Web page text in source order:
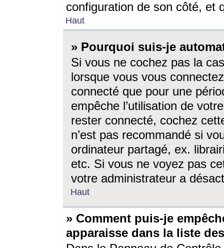
configuration de son côté, et
Haut
» Pourquoi suis-je
Si vous ne cochez pas la
lorsque vous vous
connecté que pour une
empêche l’utilisation de
rester connecté, cochez
n’est pas recommandé si
ordinateur partagé, ex.
etc. Si vous ne voyez pas
votre administrateur a
Haut
» Comment puis-je
apparaisse dans la liste